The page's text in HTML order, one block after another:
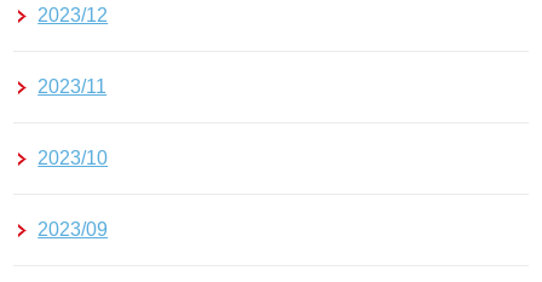
2023/12
2023/11
2023/10
2023/09